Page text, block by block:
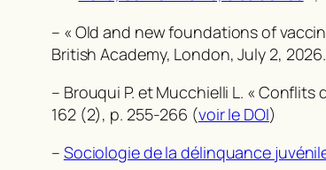
– « Old and new foundations of
British Academy, London, July 2, 2026.
– Brouqui P. et Mucchielli L. «
162 (2), p. 255-266 (voir le DOI)
– Sociologie de la délinquance